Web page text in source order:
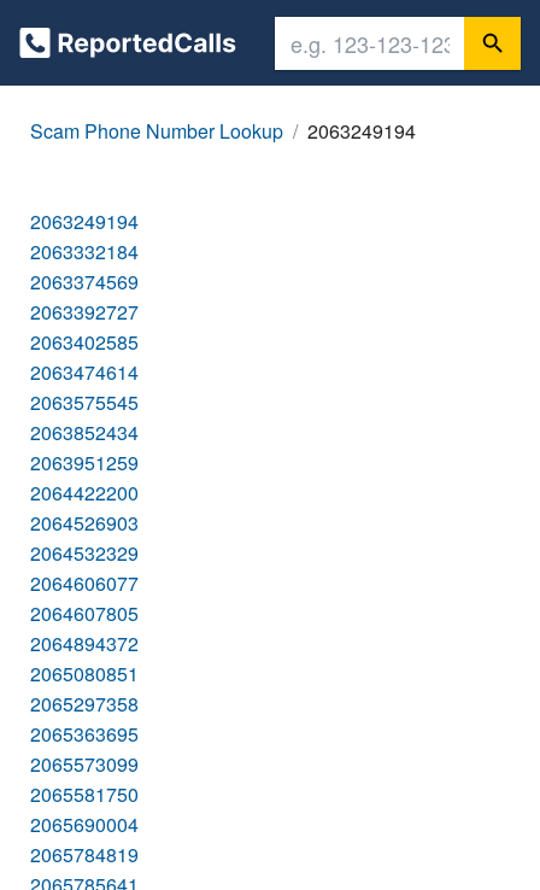
Scam Phone Number Lookup 2063249194
2063249194
2063332184
2063374569
2063392727
2063402585
2063474614
2063575545
2063852434
2063951259
2064422200
2064526903
2064532329
2064606077
2064607805
2064894372
2065080851
2065297358
2065363695
2065573099
2065581750
2065690004
2065784819